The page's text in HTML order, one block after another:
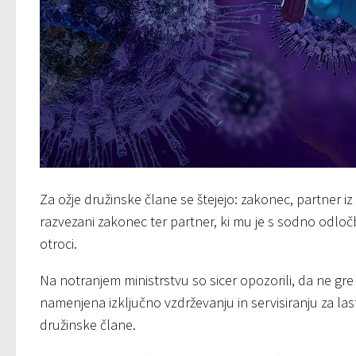
Za ožje družinske člane se štejejo: zakonec, partner
razvezani zakonec ter partner, ki mu je s sodno
otroci.
Na notranjem ministrstvu so sicer opozorili, da ne
namenjena izključno vzdrževanju in servisiranju za
družinske člane.